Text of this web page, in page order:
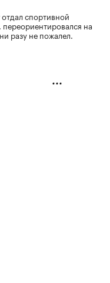
спортивной
переориентировался на
разу не пожалел.